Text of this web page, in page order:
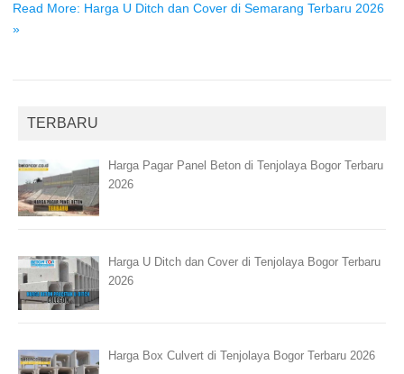
Read More: Harga U Ditch dan Cover di Semarang Terbaru 2026
»
TERBARU
Harga Pagar Panel Beton di Tenjolaya Bogor Terbaru
2026
Harga U Ditch dan Cover di Tenjolaya Bogor Terbaru
2026
Harga Box Culvert di Tenjolaya Bogor Terbaru 2026